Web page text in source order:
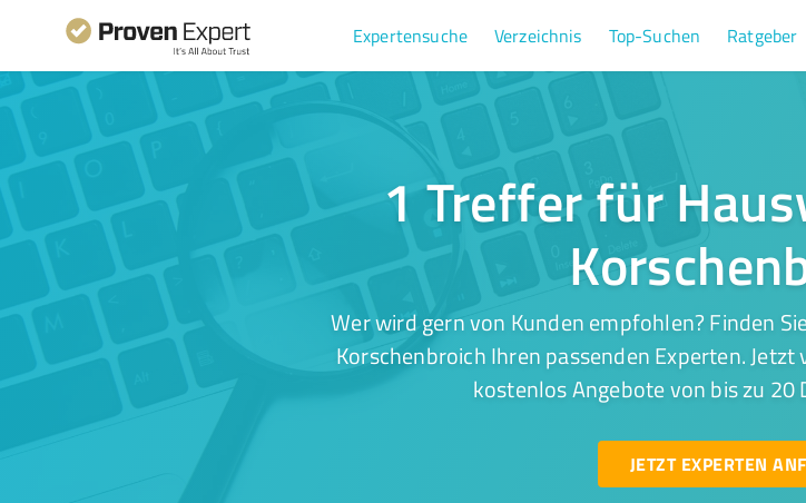
Expertensuche Verzeichnis Top-Suchen Ratgeber
1 Treffer für
Wer wird gern von Kunden empfohlen? Finden
Korschenbroich Ihren passenden Experten.
kostenlos Angebote von bis zu
JETZT EXPERTEN